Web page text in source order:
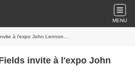
MENU
à l'expo John Lennon...
invite à l'expo John